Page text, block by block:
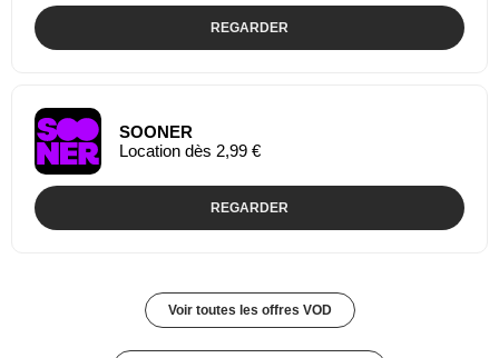
REGARDER
SOONER
Location dès 2,99 €
REGARDER
Voir toutes les offres VOD